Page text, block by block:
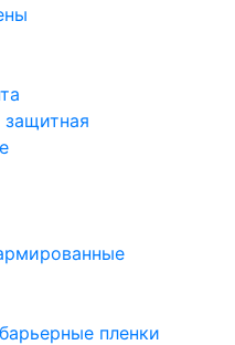
пленки